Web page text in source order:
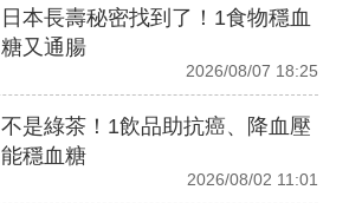
日本長壽秘密找到了！1食物穩血
糖又通腸
2026/08/07 18:25
不是綠茶！1飲品助抗癌、降血壓
能穩血糖
2026/08/02 11:01